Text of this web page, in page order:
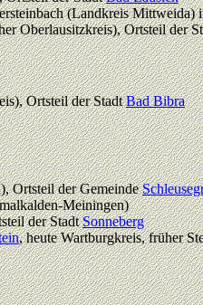
(Landkreis Mittweida)
Oberlausitzkreis), Ortsteil der
Ortsteil der StadtBad Bibra
Ortsteil der Gemeinde
Meiningen)
der StadtSonneberg
, heute Wartburgkreis, früher